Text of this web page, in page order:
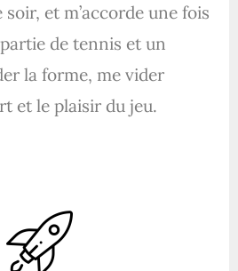
et m’accorde une fois
de tennis et un
la forme, me vider
et le plaisir du jeu.